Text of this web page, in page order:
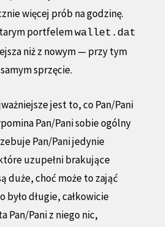
więcej prób na godzinę.
portfelemwallet.dat
niż z nowym — przy tym
sprzęcie.
jest to, co Pan/Pani
Pan/Pani sobie ogólny
Pan/Pani jedynie
uzupełni brakujące
duże, choć może to zająć
było długie, całkowicie
Pan/Pani z niego nic,